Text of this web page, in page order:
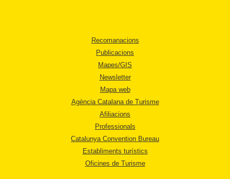
Recomanacions
Publicacions
Mapes/GIS
Newsletter
Mapa web
Agència Catalana de Turisme
Afiliacions
Professionals
Catalunya Convention Bureau
Establiments turístics
Oficines de Turisme